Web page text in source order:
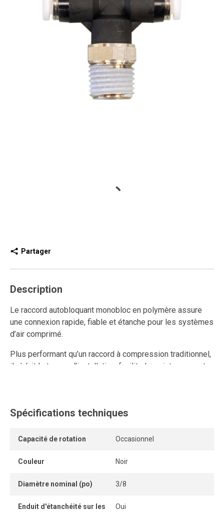
Partager
Description
Le raccord autobloquant monobloc en polymère assure
une connexion rapide, fiable et étanche pour les systèmes
d’air comprimé.
Plus performant qu’un raccord à compression traditionnel,
il réduit le temps d’installation, facilite la maintenance et
Ce raccord rapide en polymère est réutilisable et résiste
maintenant un ancrage solide et une étanchéité durable.
dans les espaces restreints, tandis que la bague de
dégagement offre une déconnexion rapide et sans outil
pour un raccordement instantané et sécuritaire.
Spécifications techniques
Capacité de rotation Occasionnel
Couleur Noir
Diamètre nominal (po) 3/8
Enduit d'étanchéité sur les
Oui